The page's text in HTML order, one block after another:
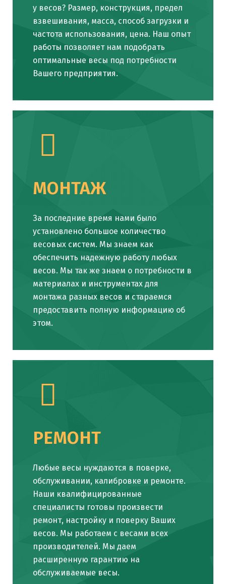
у весов? Размер, конструкция, предел
взвешивания, масса, способ загрузки и
частота использования, цена. Наш опыт
работы позволяет нам подобрать
оптимальные весы под потребности
Вашего предприятия.
МОНТАЖ
За последние время нами было
установлено большое количество
весовых систем. Мы знаем как
обеспечить надежную работу любых
весов. Мы так же знаем о потребности в
материалах и инструментах для
монтажа разных весов и стараемся
предоставить полную информацию об
этом.
РЕМОНТ
Любые весы нуждаются в поверке,
обслуживании, калибровке и ремонте.
Наши квалифицированные
специалисты готовы произвести
ремонт, настройку и поверку Ваших
весов. Мы работаем с весами всех
производителей. Мы даем
расширенную гарантию на
обслуживаемые весы.